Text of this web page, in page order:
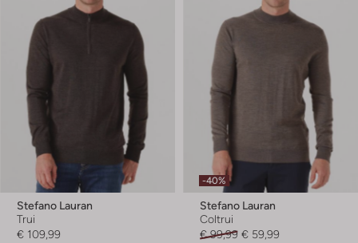
Stefano Lauran
Trui
€ 109,99
-40%
Stefano Lauran
Coltrui
€ 99,99 € 59,99